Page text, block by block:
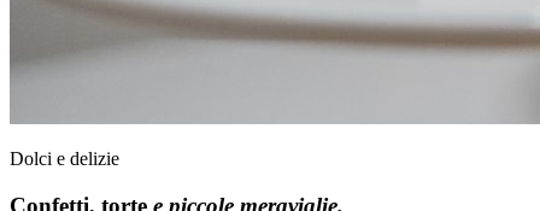
Dolci e delizie
Confetti, torte e piccole meraviglie.